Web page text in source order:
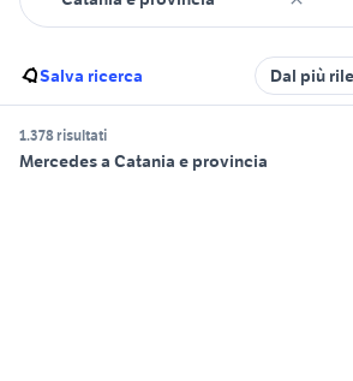
Salva ricerca Dal più
1.378 risultati
Mercedes a Catania e provincia